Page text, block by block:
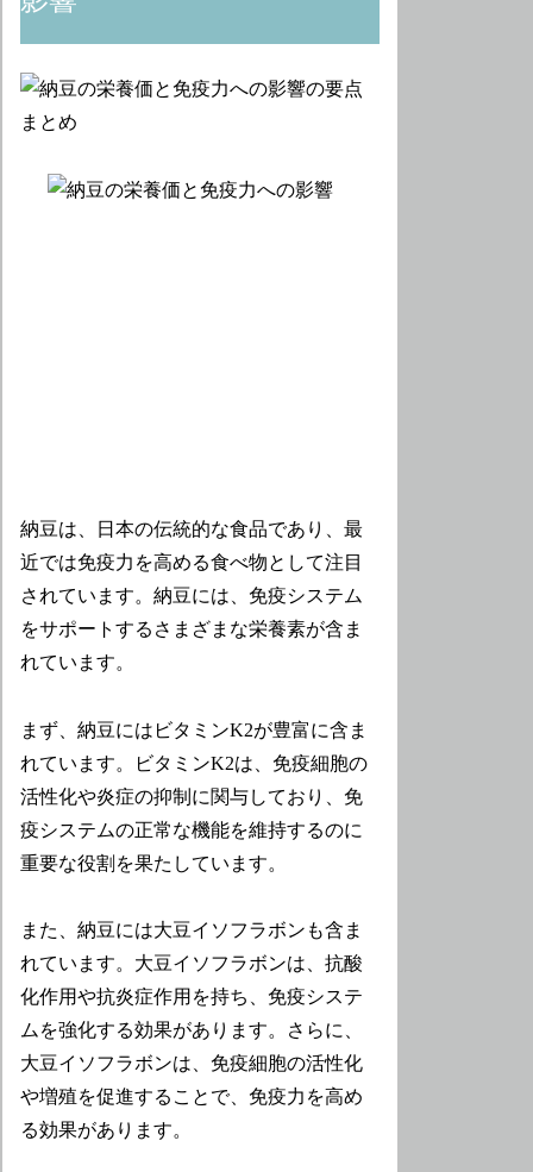
納豆は、日本の伝統的な食品であり、最
近では免疫力を高める食べ物として注目
されています。納豆には、免疫システム
をサポートするさまざまな栄養素が含ま
れています。
まず、納豆にはビタミンK2が豊富に含ま
れています。ビタミンK2は、免疫細胞の
活性化や炎症の抑制に関与しており、免
疫システムの正常な機能を維持するのに
重要な役割を果たしています。
また、納豆には大豆イソフラボンも含ま
れています。大豆イソフラボンは、抗酸
化作用や抗炎症作用を持ち、免疫システ
ムを強化する効果があります。さらに、
大豆イソフラボンは、免疫細胞の活性化
や増殖を促進することで、免疫力を高め
る効果があります。